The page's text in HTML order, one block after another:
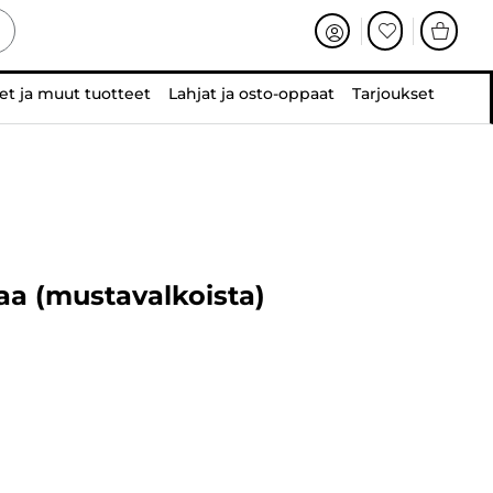
ja muut tuotteet Lahjat ja osto-oppaat Tarjoukset
(mustavalkoista)